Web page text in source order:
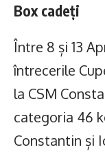
Box cadeți
Între 8 și 13
întrecerile
la CSM
categoria 46
Constantin și